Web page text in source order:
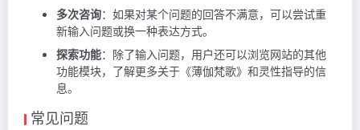
多次咨询：如果对某个问题的回答不满意，可以尝试重
新输入问题或换一种表达方式。
探索功能：除了输入问题，用户还可以浏览网站的其他
功能模块，了解更多关于《薄伽梵歌》和灵性指导的信
息。
常见问题